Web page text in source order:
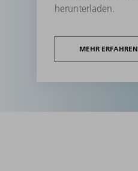
herunterladen.
MEHR ERFAHREN